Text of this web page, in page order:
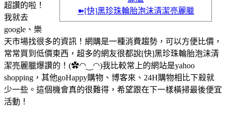
➽[快]黑珍珠輪胎泡沫清潔亮麗臘
超讚的啦！
我就去
google、樂
天市場找很多的資訊！網購是一種消費趨勢，可以方便比價，
常常買到低價東西，超多的網友很都說[快]黑珍珠輪胎泡沫清
潔亮麗臘爆讚的！ (✿◠‿◠)我比較常上的網站是yahoo
shopping，其他goHappy購物、博客來、24H購物相比下殺就
少一些。這個機會真的很難得，希望跟在下一樣橫掃最後便宜
活動！